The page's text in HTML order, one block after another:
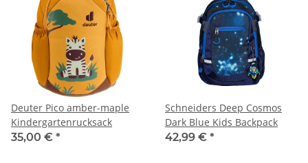
Deuter Pico amber-maple
Kindergartenrucksack
35,00 € *
Schneiders Deep Cosmos
Dark Blue Kids Backpack
42,99 € *